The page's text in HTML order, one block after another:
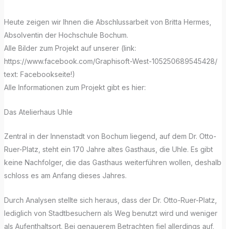
Heute zeigen wir Ihnen die Abschlussarbeit von Britta Hermes,
Absolventin der Hochschule Bochum.
Alle Bilder zum Projekt auf unserer (link:
https://www.facebook.com/Graphisoft-West-105250689545428/
text: Facebookseite!)
Alle Informationen zum Projekt gibt es hier:
Das Atelierhaus Uhle
Zentral in der Innenstadt von Bochum liegend, auf dem Dr. Otto-
Ruer-Platz, steht ein 170 Jahre altes Gasthaus, die Uhle. Es gibt
keine Nachfolger, die das Gasthaus weiterführen wollen, deshalb
schloss es am Anfang dieses Jahres.
Durch Analysen stellte sich heraus, dass der Dr. Otto-Ruer-Platz,
lediglich von Stadtbesuchern als Weg benutzt wird und weniger
als Aufenthaltsort. Bei genauerem Betrachten fiel allerdings auf,